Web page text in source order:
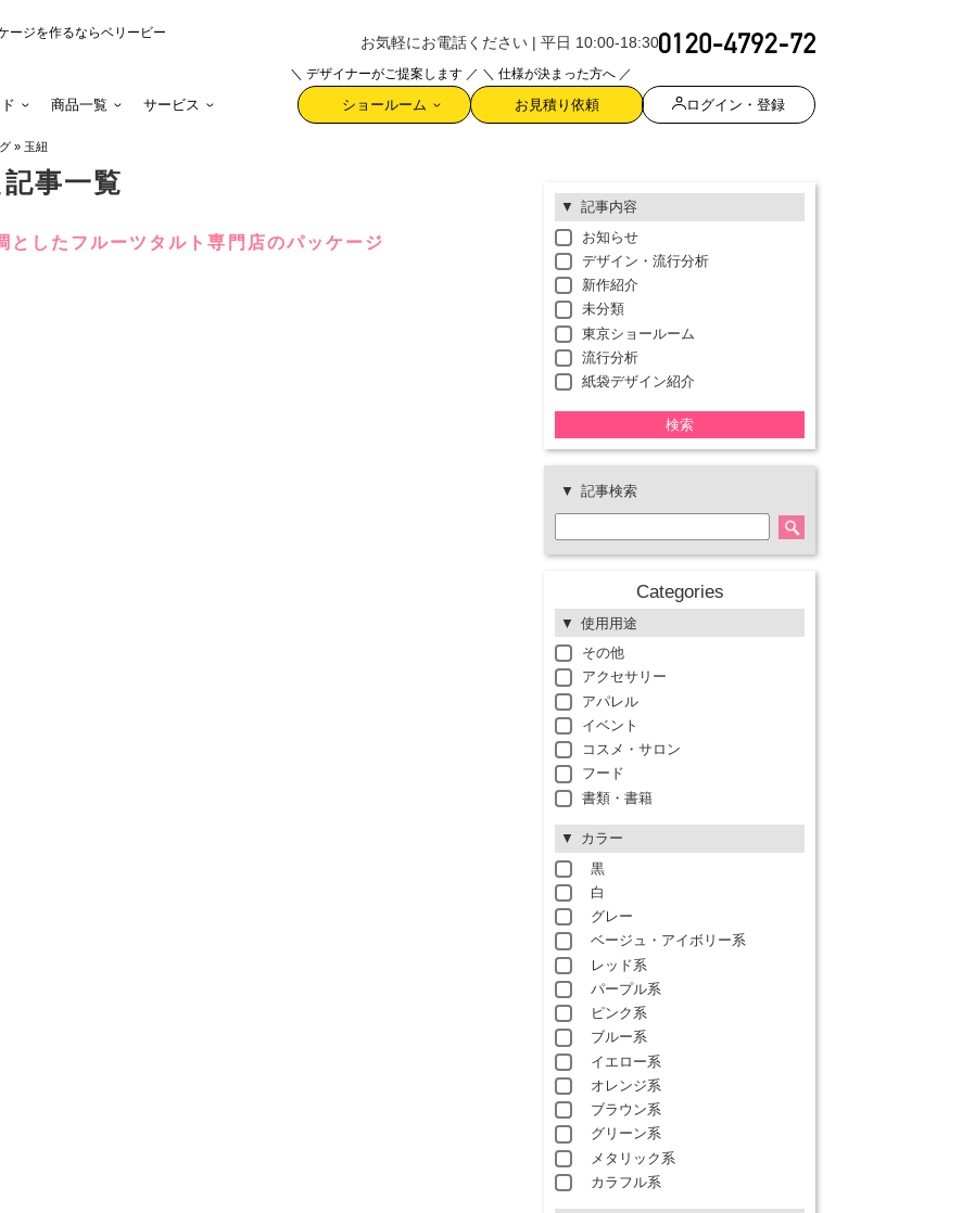
ージを作るならベリービー
お気軽にお電話ください | 平日 10:00-18:30
商品一覧 サービス
＼ デザイナーがご提案します ／
ショールーム
＼ 仕様が決まった方へ ／
お見積り依頼 ログイン・登録
» 玉紐
事一覧
としたフルーツタルト専門店のパッケージ
記事内容
お知らせ
デザイン・流行分析
新作紹介
未分類
東京ショールーム
流行分析
紙袋デザイン紹介
検索
記事検索
Categories
使用用途
その他
アクセサリー
アパレル
イベント
コスメ・サロン
フード
書類・書籍
カラー
黒
白
グレー
ベージュ・アイボリー系
レッド系
パープル系
ピンク系
ブルー系
イエロー系
オレンジ系
ブラウン系
グリーン系
メタリック系
カラフル系